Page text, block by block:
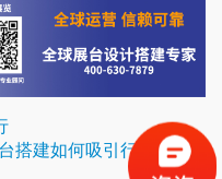
搭建如何吸引行业专家»